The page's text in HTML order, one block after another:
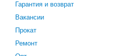
Гарантия и возврат
Вакансии
Прокат
Ремонт